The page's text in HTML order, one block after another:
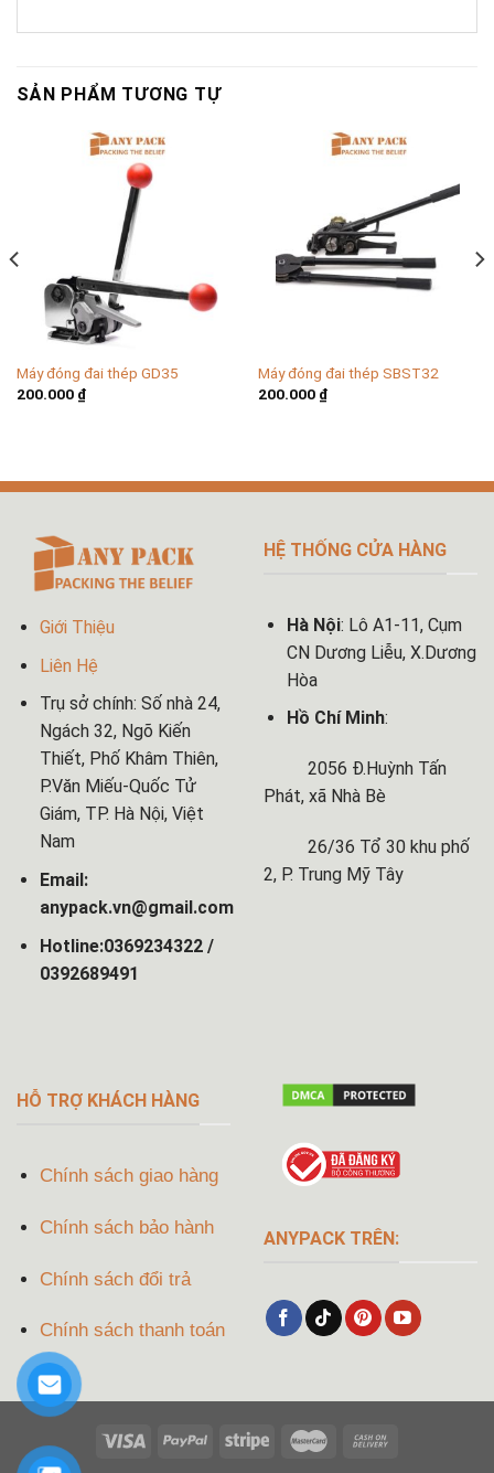
SẢN PHẨM TƯƠNG TỰ
Máy đóng đai thép GD35
200.000 ₫
Máy đóng đai thép SBST32
200.000 ₫
Giới Thiệu
Liên Hệ
Trụ sở chính: Số nhà 24,
Ngách 32, Ngõ Kiến
Thiết, Phố Khâm Thiên,
P.Văn Miếu-Quốc Tử
Giám, TP. Hà Nội, Việt
Nam
Email:
anypack.vn@gmail.com
Hotline:0369234322 /
0392689491
HỆ THỐNG CỬA HÀNG
Hà Nội: Lô A1-11, Cụm
CN Dương Liễu, X.Dương
Hòa
Hồ Chí Minh:
2056 Đ.Huỳnh Tấn
Phát, xã Nhà Bè
26/36 Tổ 30 khu phố
2, P. Trung Mỹ Tây
HỖ TRỢ KHÁCH HÀNG
Chính sách giao hàng
Chính sách bảo hành
Chính sách đổi trả
Chính sách thanh toán
ANYPACK TRÊN: